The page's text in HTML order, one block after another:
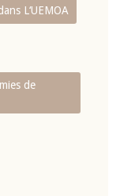
L‘UEMOA
de